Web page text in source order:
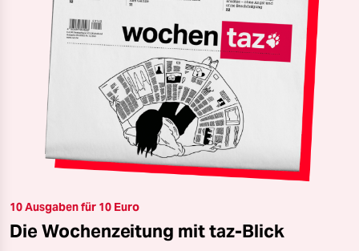
10 Ausgaben für 10 Euro
Die Wochenzeitung mit taz-Blick